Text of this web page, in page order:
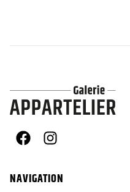
FacebookInstagram
NAVIGATION